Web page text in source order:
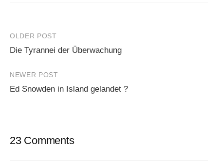
Post
navigation
OLDER POST
Die Tyrannei der Überwachung
NEWER POST
Ed Snowden in Island gelandet ?
23 Comments